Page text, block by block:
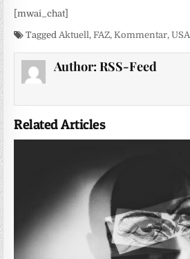
[mwai_chat]
Tagged Aktuell,FAZ,Kommentar,USA
Author: RSS-Feed
Related Articles